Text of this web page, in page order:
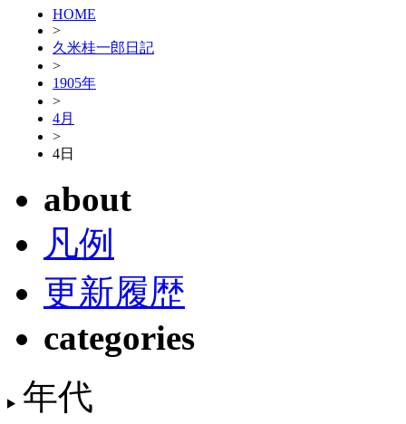
HOME
>
久米桂一郎日記
>
1905年
>
4月
>
4日
about
凡例
更新履歴
categories
年代